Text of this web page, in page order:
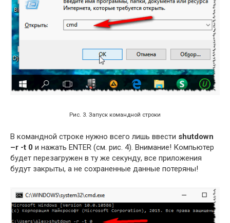
Рис. 3. Запуск командной строки
В командной строке нужно всего лишь ввести shutdown
–r -t 0 и нажать ENTER (см. рис. 4). Внимание! Компьютер
будет перезагружен в ту же секунду, все приложения
будут закрыты, а не сохраненные данные потеряны!